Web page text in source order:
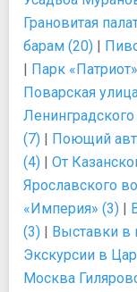
Грановитая
барам (20) |
| Парк
Поварская
(7) | Поющий
(4) | От
Ярославского
«Империя» (3) |
(3) | Выставки
Экскурсии в
Москва